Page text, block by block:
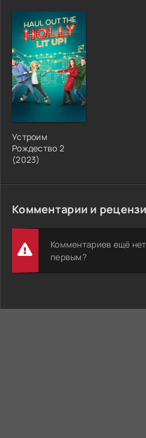
Устроим
Рождество 2
(2023)
Комментарии и
Комментариев ещё
первым?